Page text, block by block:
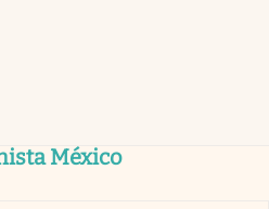
México